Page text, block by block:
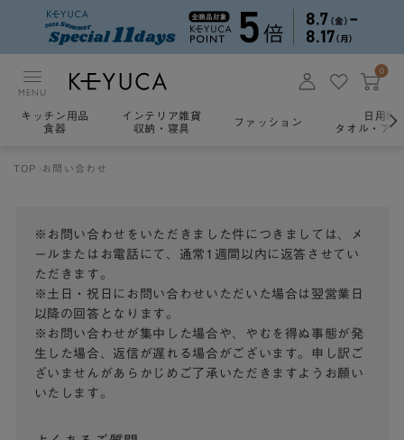
MENU
0
キッチン用品
食器
インテリア雑貨
収納・寝具
ファッション
日用雑
タオル・ア
TOP お問い合わせ
※お問い合わせをいただきました件につきましては、メ
ールまたはお電話にて、通常1週間以内に返答させてい
ただきます。
※土日・祝日にお問い合わせいただいた場合は翌営業日
以降の回答となります。
※お問い合わせが集中した場合や、やむを得ぬ事態が発
生した場合、返信が遅れる場合がございます。申し訳ご
ざいませんがあらかじめご了承いただきますようお願い
いたします。